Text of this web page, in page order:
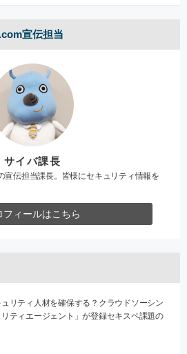
宣伝担当
サイバ課長
宣伝担当課長。皆様にセキュリティ情報を
フィールはこちら
リティ人材を確保する？クラウドソーシン
ティエージェント」が登録セキスペ課題の